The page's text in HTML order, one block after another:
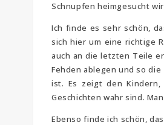
Schnupfen heimgesucht
Ich finde es sehr schön,
sich hier um eine richtige
auch an die letzten Teile
Fehden ablegen und so
ist. Es zeigt den
Geschichten wahr sind.
Ebenso finde ich schön,